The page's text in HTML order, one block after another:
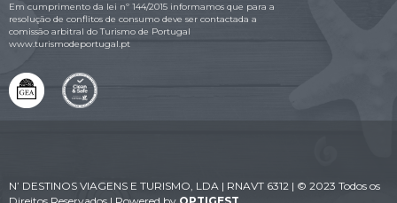
Em cumprimento da lei nº 144/2015 informamos que para a
resolução de conflitos de consumo deve ser contactada a
comissão arbitral do Turismo de Portugal
www.turismodeportugal.pt
N’ DESTINOS VIAGENS E TURISMO, LDA | RNAVT 6312 | © 2023 Todos os